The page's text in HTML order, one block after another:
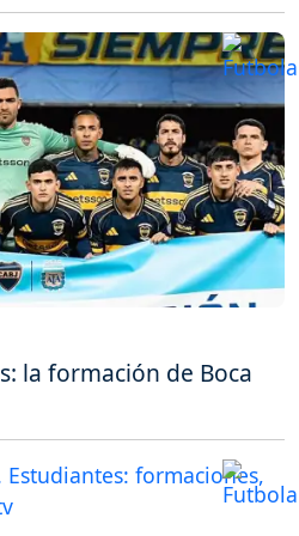
la formación de Boca